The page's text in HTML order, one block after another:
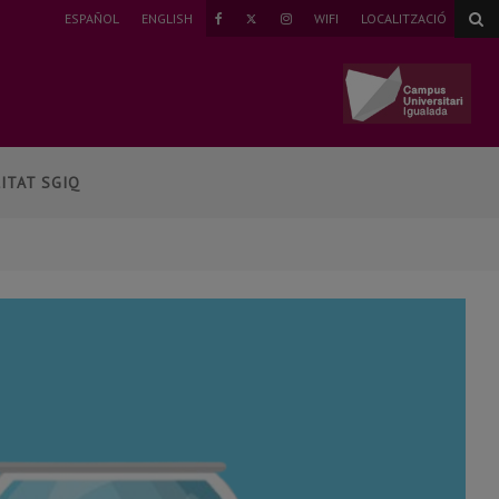
FAEBOOKTWITTERINSTAGRAM
WIFI LOCALITZACIÓ
ESPAÑOL ENGLISH
SGIQ